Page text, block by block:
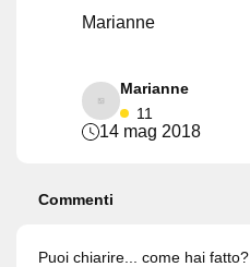
Marianne
Marianne
11
14 mag 2018
Commenti
Puoi chiarire... come hai fatto?